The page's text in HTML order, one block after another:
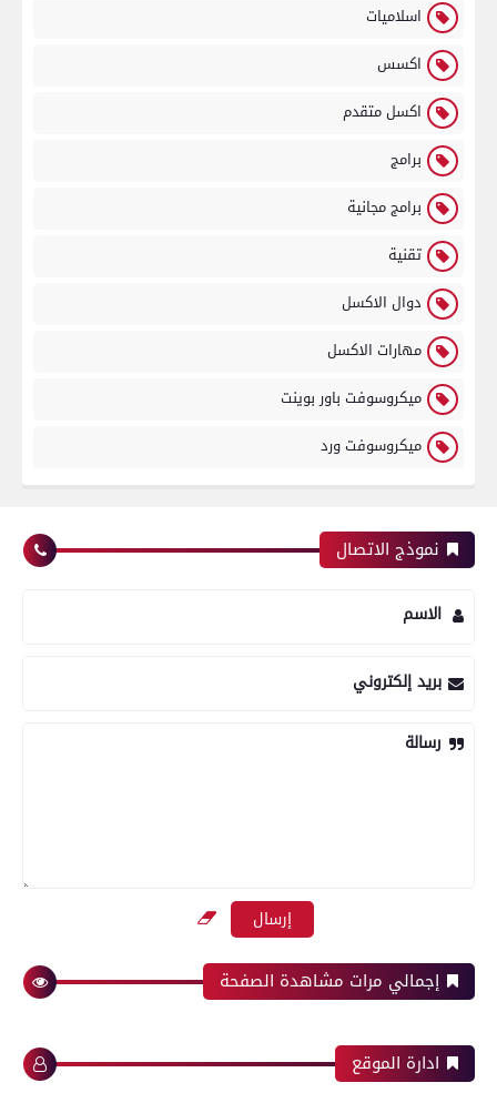
اسلاميات
اكسس
اكسل متقدم
برامج
برامج مجانية
تقنية
دوال الاكسل
مهارات الاكسل
ميكروسوفت باور بوينت
ميكروسوفت ورد
نموذج الاتصال
الاسم
بريد إلكتروني
رسالة
إجمالي مرات مشاهدة الصفحة
ادارة الموقع